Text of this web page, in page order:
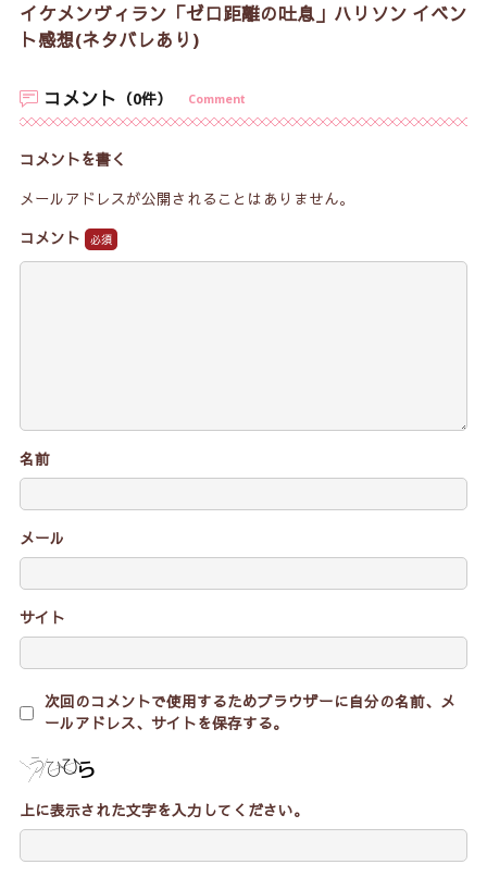
イケメンヴィラン「ゼロ距離の吐息」ハリソン イベン
ト感想(ネタバレあり)
コメント （0件） Comment
コメントを書く
メールアドレスが公開されることはありません。
コメント
名前
メール
サイト
次回のコメントで使用するためブラウザーに自分の名前、メ
ールアドレス、サイトを保存する。
上に表示された文字を入力してください。